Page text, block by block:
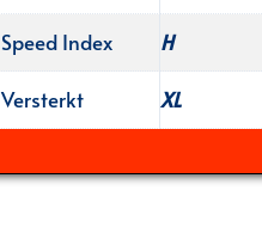
Speed Index
H
Versterkt
XL